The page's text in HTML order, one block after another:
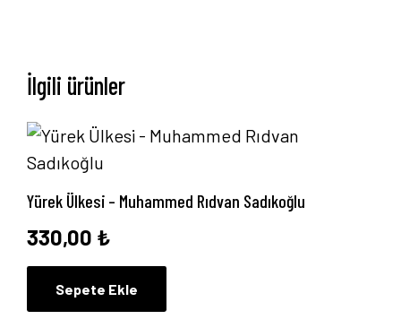
Blog
İletişim
İlgili ürünler
Yürek Ülkesi – Muhammed Rıdvan Sadıkoğlu
330,00 ₺
Sepete Ekle